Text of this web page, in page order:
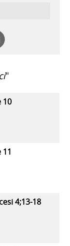
"
10
11
4;13-18